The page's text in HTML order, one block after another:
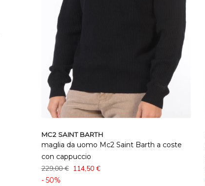
MC2 SAINT BARTH
maglia da uomo Mc2 Saint Barth a coste
con cappuccio
229,00 € 114,50 €
- 50%